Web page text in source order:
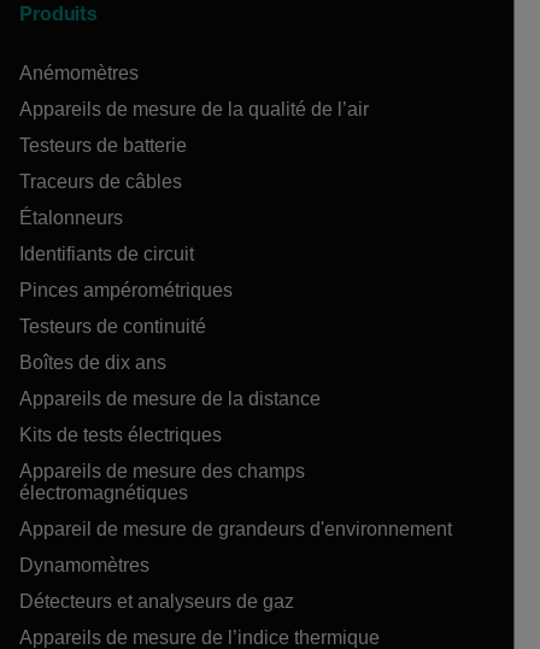
Produits
Anémomètres
Appareils de mesure de la qualité de l’air
Testeurs de batterie
Traceurs de câbles
Étalonneurs
Identifiants de circuit
Pinces ampérométriques
Testeurs de continuité
Boîtes de dix ans
Appareils de mesure de la distance
Kits de tests électriques
Appareils de mesure des champs
électromagnétiques
Appareil de mesure de grandeurs d'environnement
Dynamomètres
Détecteurs et analyseurs de gaz
Appareils de mesure de l’indice thermique